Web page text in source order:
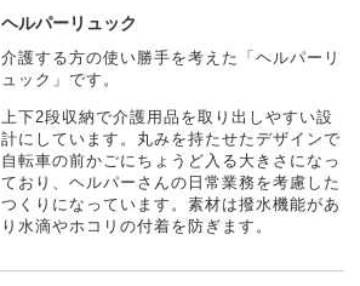
ヘルパーリュック
介護する方の使い勝手を考えた「ヘルパーリ
ュック」です。
上下2段収納で介護用品を取り出しやすい設
計にしています。丸みを持たせたデザインで
自転車の前かごにちょうど入る大きさになっ
ており、ヘルパーさんの日常業務を考慮した
つくりになっています。素材は撥水機能があ
り水滴やホコリの付着を防ぎます。